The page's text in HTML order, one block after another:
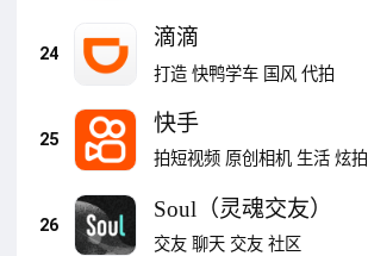
24
滴滴
打造 快鸭学车 国风 代拍
25
快手
拍短视频 原创相机 生活 炫拍
26
Soul（灵魂交友）
交友 聊天 交友 社区